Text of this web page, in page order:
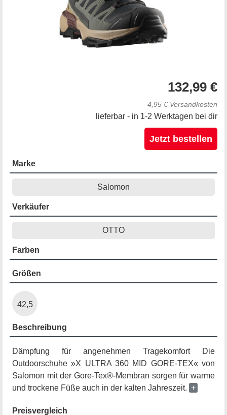
132,99 €
4,95 € Versandkosten
lieferbar - in 1-2 Werktagen bei dir
Jetzt bestellen
Marke
Salomon
Verkäufer
OTTO
Farben
Größen
42,5
Beschreibung
Dämpfung für angenehmen Tragekomfort Die
Outdoorschuhe »X ULTRA 360 MID GORE-TEX« von
Salomon mit der Gore-Tex®-Membran sorgen für warme
und trockene Füße auch in der kalten Jahreszeit. +
Preisvergleich